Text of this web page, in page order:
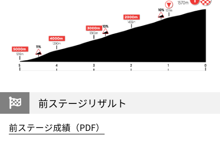
前ステージリザルト
前ステージ成績（PDF）